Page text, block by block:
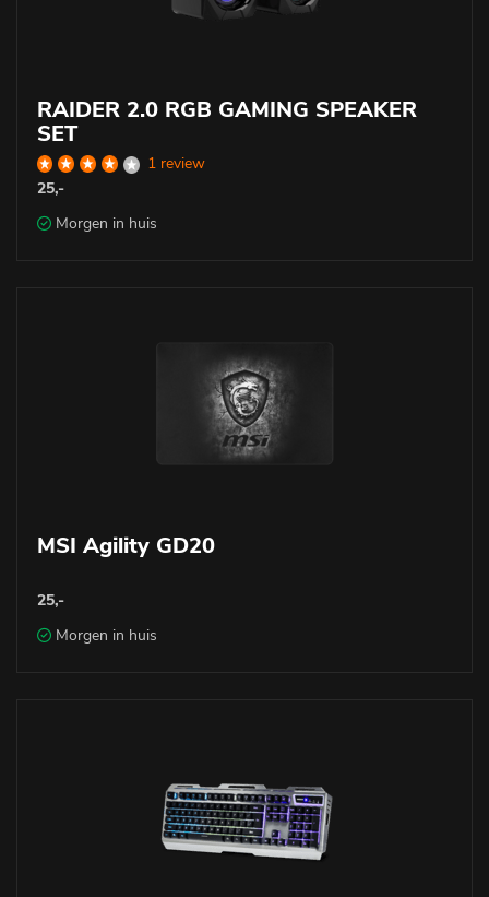
RAIDER 2.0 RGB GAMING SPEAKER
SET
1 review
25,-
Morgen in huis
MSI Agility GD20
25,-
Morgen in huis